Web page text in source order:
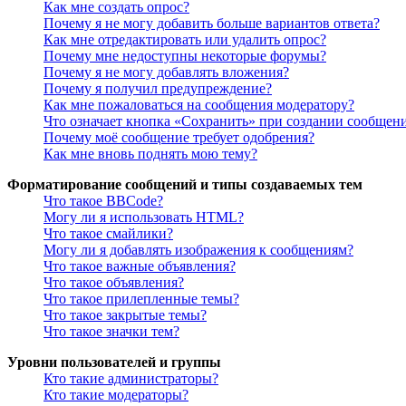
Как мне создать опрос?
Почему я не могу добавить больше вариантов ответа?
Как мне отредактировать или удалить опрос?
Почему мне недоступны некоторые форумы?
Почему я не могу добавлять вложения?
Почему я получил предупреждение?
Как мне пожаловаться на сообщения модератору?
Что означает кнопка «Сохранить» при создании
Почему моё сообщение требует одобрения?
Как мне вновь поднять мою тему?
Форматирование сообщений и типы создаваемых тем
Что такое BBCode?
Могу ли я использовать HTML?
Что такое смайлики?
Могу ли я добавлять изображения к сообщениям?
Что такое важные объявления?
Что такое объявления?
Что такое прилепленные темы?
Что такое закрытые темы?
Что такое значки тем?
Уровни пользователей и группы
Кто такие администраторы?
Кто такие модераторы?